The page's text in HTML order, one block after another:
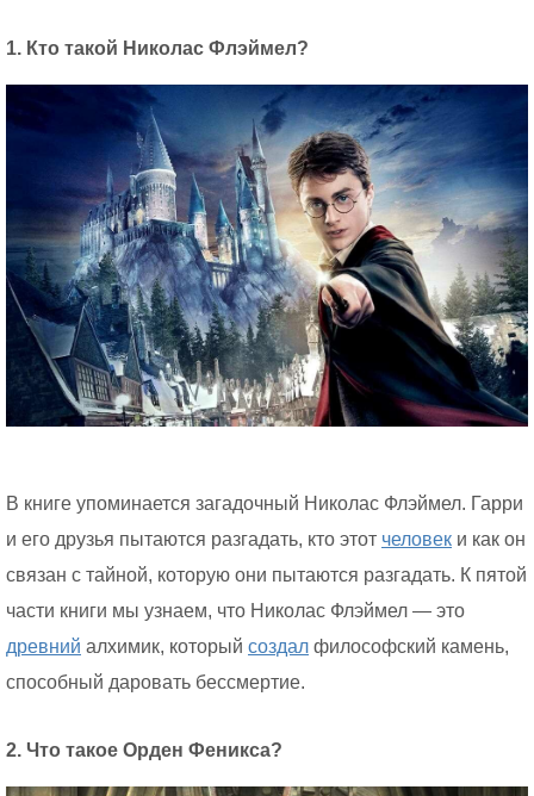
1. Кто такой Николас Флэймел?
В книге упоминается загадочный Николас Флэймел. Гарри
и его друзья пытаются разгадать, кто этот человек и как он
связан с тайной, которую они пытаются разгадать. К пятой
части книги мы узнаем, что Николас Флэймел — это
древний алхимик, который создал философский камень,
способный даровать бессмертие.
2. Что такое Орден Феникса?